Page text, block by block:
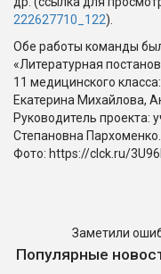
222627710_122).
Обе работы команды
«Литературная
11 медицинского
Екатерина Михайлова,
Руководитель проекта:
Степановна Пархоменко.
Фото: https://clck.ru/
Заметили
Популярные